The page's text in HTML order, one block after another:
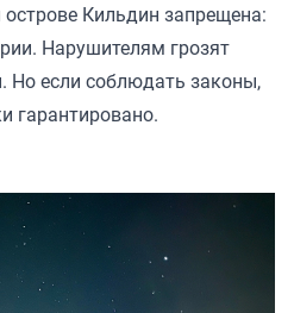
Кильдин запрещена:
Нарушителям грозят
Но если соблюдать законы,
гарантировано.